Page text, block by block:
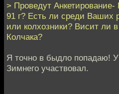
> Проведут
91 г? Есть ли среди Ваших
или колхозники? Висит ли
Колчака?
Я точно в быдло попадаю!
Зимнего участвовал.